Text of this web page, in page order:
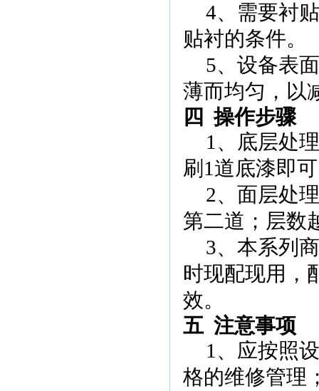
4、需要衬
贴衬的条件。
5、设备表
薄而均匀，以
四 操作步骤
1 、底层处
刷 1 道底漆即
2、面层处
第二道；层数
3、本系列
时现配现用，
效。
五 注意事项
1 、应按照
格的维修管理